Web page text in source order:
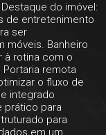
do imóvel:
de entretenimento
ser
móveis. Banheiro
à rotina com o
remota
o fluxo de
integrado
prático para
para
em um